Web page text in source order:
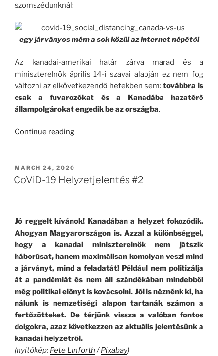
szomszédunknál:
egy járványos mém a sok közül az internet népétől
Az kanadai-amerikai határ zárva marad és a
miniszterelnök április 14-i szavai alapján ez nem fog
változni az elkövetkezendő hetekben sem: továbbra is
csak a fuvarozókat és a Kanadába hazatérő
állampolgárokat engedik be az országba.
Continue reading“CoViD-
POSTED
ON
MARCH 24, 2020
CoViD-19 Helyzetjelentés #2
Jó reggelt kívánok! Kanadában a helyzet fokozódik.
Ahogyan Magyarországon is. Azzal a különbséggel,
hogy a kanadai miniszterelnök nem játszik
háborúsat, hanem maximálisan komolyan veszi mind
a járványt, mind a feladatát! Például nem politizálja
át a pandémiát és nem áll szándékában mindebből
még politikai előnyt is kovácsolni. Jól is néznénk ki, ha
nálunk is nemzetiségi alapon tartanák számon a
fertőzötteket. De térjünk vissza a valóban fontos
dolgokra, azaz következzen az aktuális jelentésünk a
kanadai helyzetről.
(nyitókép: Pete Linforth /Pixabay)